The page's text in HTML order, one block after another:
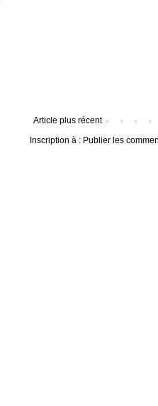
Article plus récent
Inscription à : Publier les